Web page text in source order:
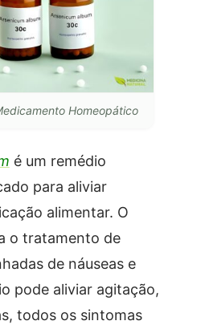
Homeopático
é um remédio
para aliviar
alimentar. O
o tratamento de
de náuseas e
pode aliviar agitação,
todos os sintomas